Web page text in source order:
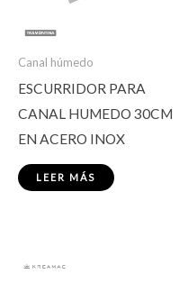
Canal húmedo
ESCURRIDOR PARA
CANAL HUMEDO 30CM
EN ACERO INOX
LEER MÁS